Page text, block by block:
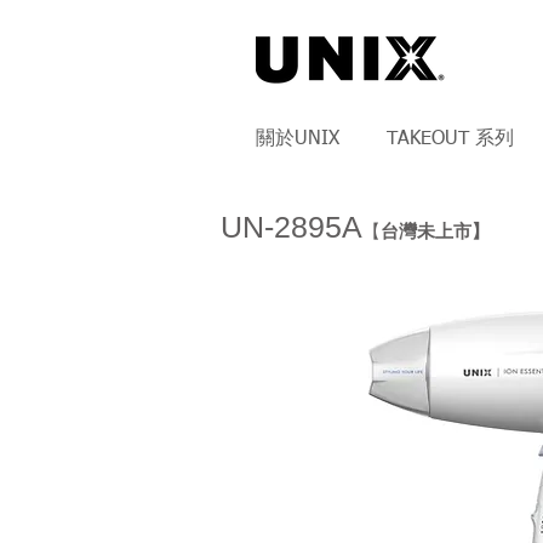
關於UNIX TAKEOUT 系列
UN-2895A 【台灣未上市】